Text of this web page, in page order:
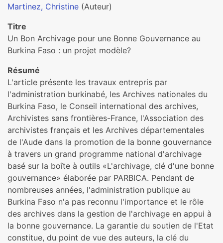
Martinez, Christine (Auteur)
Titre
Un Bon Archivage pour une Bonne Gouvernance au
Burkina Faso : un projet modèle?
Résumé
L'article présente les travaux entrepris par
l'administration burkinabé, les Archives nationales du
Burkina Faso, le Conseil international des archives,
Archivistes sans frontières-France, l'Association des
archivistes français et les Archives départementales
de l'Aude dans la promotion de la bonne gouvernance
à travers un grand programme national d'archivage
basé sur la boîte à outils «L'archivage, clé d'une bonne
gouvernance» élaborée par PARBICA. Pendant de
nombreuses années, l'administration publique au
Burkina Faso n'a pas reconnu l'importance et le rôle
des archives dans la gestion de l'archivage en appui à
la bonne gouvernance. La garantie du soutien de l'Etat
constitue, du point de vue des auteurs, la clé du